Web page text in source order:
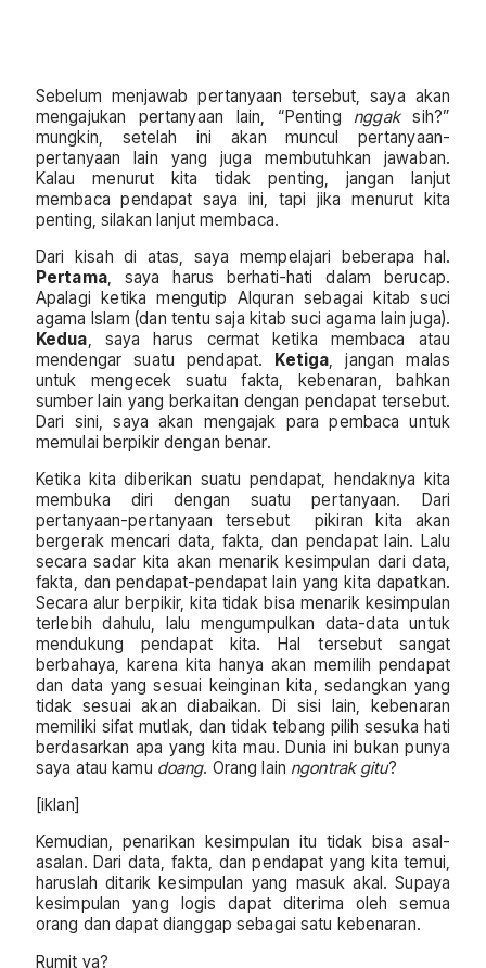
Sebelum menjawab pertanyaan tersebut, saya akan
mengajukan pertanyaan lain, “Penting nggaksih?”
mungkin, setelah ini akan muncul pertanyaan-
pertanyaan lain yang juga membutuhkan jawaban.
Kalau menurut kita tidak penting, jangan lanjut
membaca pendapat saya ini, tapi jika menurut kita
penting, silakan lanjut membaca.
Dari kisah di atas, saya mempelajari beberapa hal.
Pertama, saya harus berhati-hati dalam berucap.
Apalagi ketika mengutip Alquran sebagai kitab suci
agama Islam (dan tentu saja kitab suci agama lain juga).
Kedua, saya harus cermat ketika membaca atau
mendengar suatu pendapat. Ketiga, jangan malas
untuk mengecek suatu fakta, kebenaran, bahkan
sumber lain yang berkaitan dengan pendapat tersebut.
Dari sini, saya akan mengajak para pembaca untuk
memulai berpikir dengan benar.
Ketika kita diberikan suatu pendapat, hendaknya kita
membuka diri dengan suatu pertanyaan. Dari
pertanyaan-pertanyaan tersebut pikiran kita akan
bergerak mencari data, fakta, dan pendapat lain. Lalu
secara sadar kita akan menarik kesimpulan dari data,
fakta, dan pendapat-pendapat lain yang kita dapatkan.
Secara alur berpikir, kita tidak bisa menarik kesimpulan
terlebih dahulu, lalu mengumpulkan data-data untuk
mendukung pendapat kita. Hal tersebut sangat
berbahaya, karena kita hanya akan memilih pendapat
dan data yang sesuai keinginan kita, sedangkan yang
tidak sesuai akan diabaikan. Di sisi lain, kebenaran
memiliki sifat mutlak, dan tidak tebang pilih sesuka hati
berdasarkan apa yang kita mau. Dunia ini bukan punya
saya atau kamu doang. Orang lain ngontrak gitu?
[iklan]
Kemudian, penarikan kesimpulan itu tidak bisa asal-
asalan. Dari data, fakta, dan pendapat yang kita temui,
haruslah ditarik kesimpulan yang masuk akal. Supaya
kesimpulan yang logis dapat diterima oleh semua
orang dan dapat dianggap sebagai satu kebenaran.
Rumit ya?